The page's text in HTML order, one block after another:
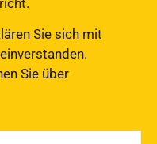
Sie sich mit
Sie über